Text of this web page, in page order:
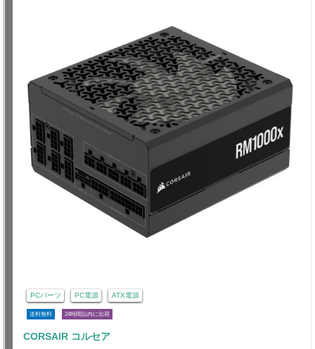
PCパーツ PC電源 ATX電源
送料無料 24時間以内に出荷
CORSAIR コルセア